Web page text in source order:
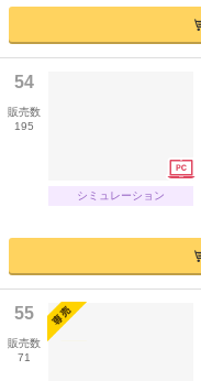
54
販売数
195
シミュレーション
55
販売数
71